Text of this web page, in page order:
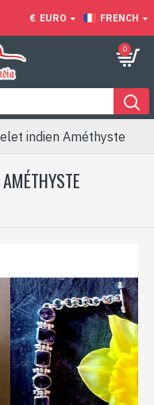
€ EURO FRENCH
0
indien Améthyste